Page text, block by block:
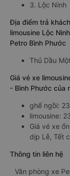
3. Lộc Ninh
Địa điểm trả
limousine Lộc
Petro Bình Phước
Thủ Dầu
Giá vé xe
- Bình Phước của
ghế ngồi:
limousine:
Giá vé xe
dịp Lễ, Tết
Thông tin liên hệ
Văn phòng xe